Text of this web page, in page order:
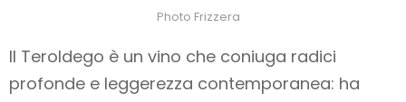
Photo Frizzera
Il Teroldego è un vino che coniuga radici
profonde e leggerezza contemporanea: ha